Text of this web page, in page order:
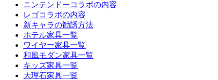
ニンテンドーコラボの内容
レゴコラボの内容
新キャラの勧誘方法
ホテル家具一覧
ワイヤー家具一覧
和風モダン家具一覧
キッズ家具一覧
大理石家具一覧